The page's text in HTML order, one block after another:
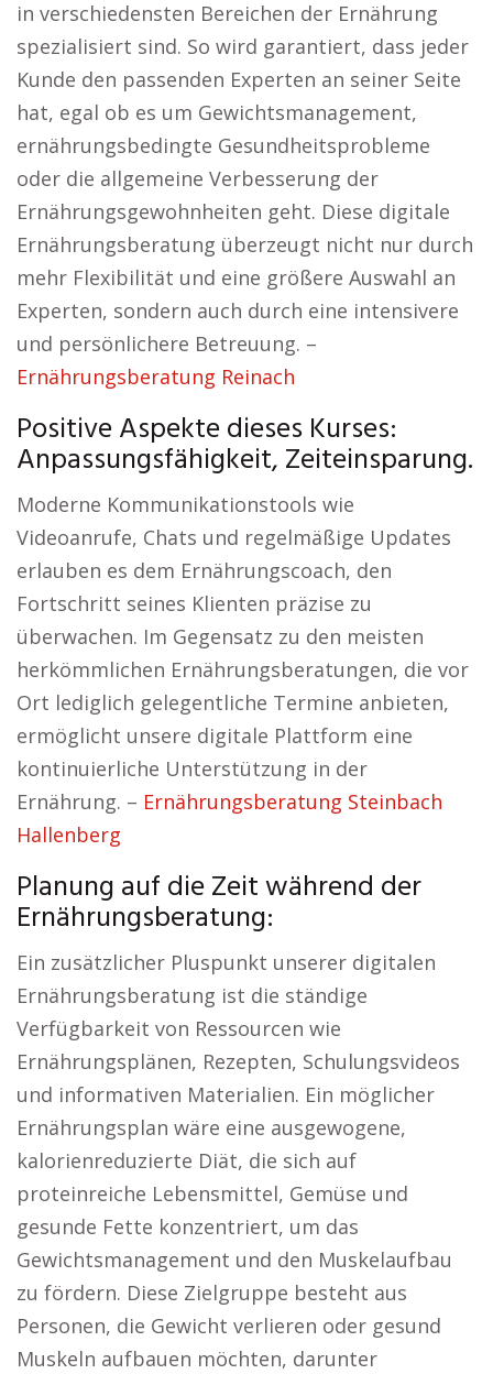
in verschiedensten Bereichen der Ernährung
spezialisiert sind. So wird garantiert, dass jeder
Kunde den passenden Experten an seiner Seite
hat, egal ob es um Gewichtsmanagement,
ernährungsbedingte Gesundheitsprobleme
oder die allgemeine Verbesserung der
Ernährungsgewohnheiten geht. Diese digitale
Ernährungsberatung überzeugt nicht nur durch
mehr Flexibilität und eine größere Auswahl an
Experten, sondern auch durch eine intensivere
und persönlichere Betreuung. –
Ernährungsberatung Reinach
Positive Aspekte dieses Kurses:
Anpassungsfähigkeit, Zeiteinsparung.
Moderne Kommunikationstools wie
Videoanrufe, Chats und regelmäßige Updates
erlauben es dem Ernährungscoach, den
Fortschritt seines Klienten präzise zu
überwachen. Im Gegensatz zu den meisten
herkömmlichen Ernährungsberatungen, die vor
Ort lediglich gelegentliche Termine anbieten,
ermöglicht unsere digitale Plattform eine
kontinuierliche Unterstützung in der
Ernährung. – Ernährungsberatung Steinbach
Hallenberg
Planung auf die Zeit während der
Ernährungsberatung:
Ein zusätzlicher Pluspunkt unserer digitalen
Ernährungsberatung ist die ständige
Verfügbarkeit von Ressourcen wie
Ernährungsplänen, Rezepten, Schulungsvideos
und informativen Materialien. Ein möglicher
Ernährungsplan wäre eine ausgewogene,
kalorienreduzierte Diät, die sich auf
proteinreiche Lebensmittel, Gemüse und
gesunde Fette konzentriert, um das
Gewichtsmanagement und den Muskelaufbau
zu fördern. Diese Zielgruppe besteht aus
Personen, die Gewicht verlieren oder gesund
Muskeln aufbauen möchten, darunter